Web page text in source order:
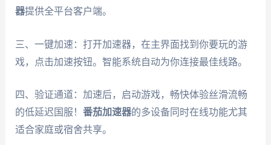
器提供全平台客户端。
三、一键加速：打开加速器，在主界面找到你要玩的游
戏，点击加速按钮。智能系统自动为你连接最佳线路。
四、验证通道：加速后，启动游戏，畅快体验丝滑流畅
的低延迟国服！ 番茄加速器的多设备同时在线功能尤其
适合家庭或宿舍共享。